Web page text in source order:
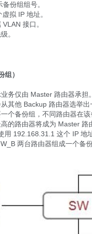
备份组组号。
虚拟 IP 地址。
VLAN 接口。
。
组）
务仅由 Master 路由器承担
其他 Backup 路由器选举
个备份组，不同路由器在
的路由器将成为 Master 路
用 192.168.31.1 这个 IP 地
两台路由器组成一个备份